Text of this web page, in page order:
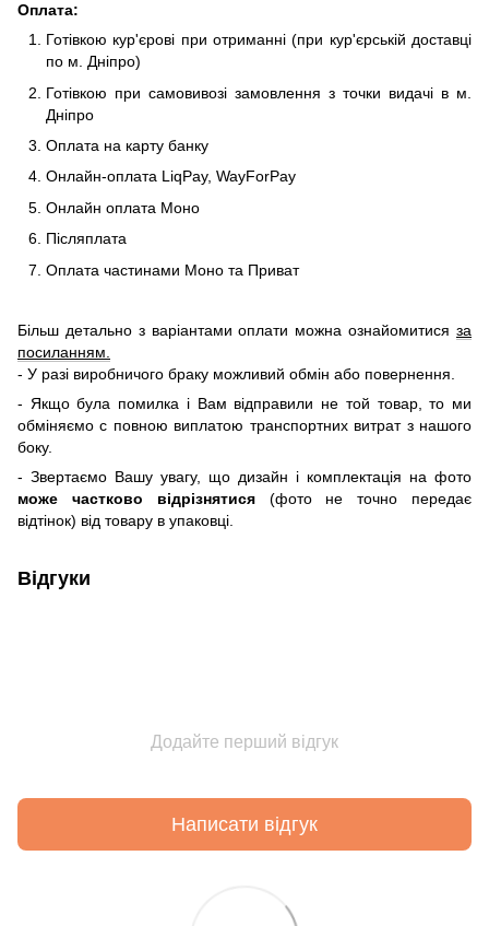
Оплата:
Готівкою кур'єрові при отриманні (при кур'єрській доставці
по м. Дніпро)
Готівкою при самовивозі замовлення з точки видачі в м.
Дніпро
Оплата на карту банку
Онлайн-оплата LiqPay, WayForPay
Онлайн оплата Моно
Післяплата
Оплата частинами Моно та Приват
Більш детально з варіантами оплати можна ознайомитися за
посиланням.
- У разі виробничого браку можливий обмін або повернення.
- Якщо була помилка і Вам відправили не той товар, то ми
обміняємо c повною виплатою транспортних витрат з нашого
боку.
- Звертаємо Вашу увагу, що дизайн і комплектація на фото
може частково відрізнятися(фото не точно передає
відтінок) від товару в упаковці.
Відгуки
Додайте перший відгук
Написати відгук